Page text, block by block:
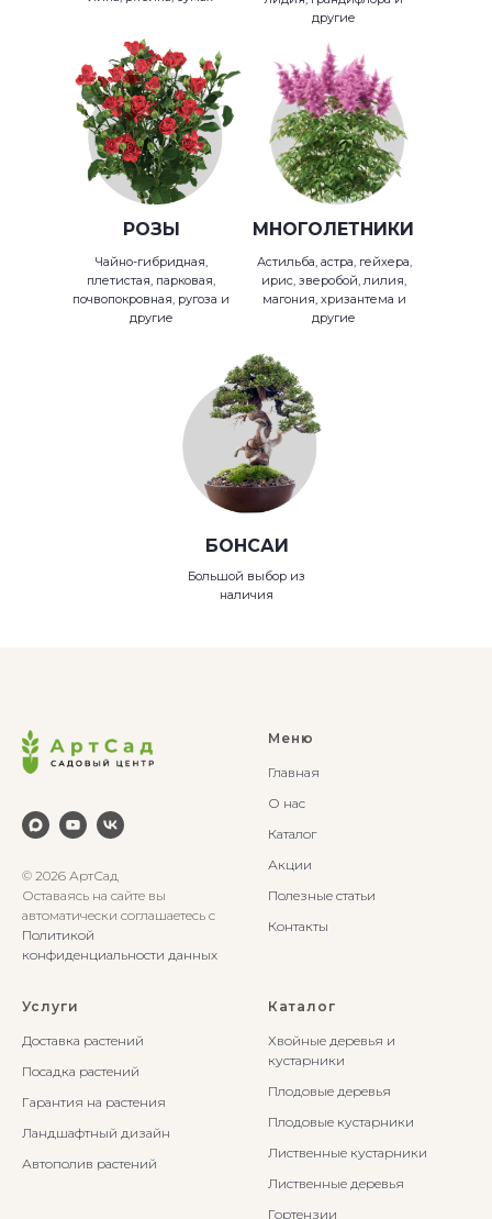
другие
РОЗЫ
Чайно-гибридная,
плетистая, парковая,
почвопокровная, ругоза и
другие
МНОГОЛЕТНИКИ
Астильба, астра, гейхера,
ирис, зверобой, лилия,
магония, хризантема и
другие
БОНСАИ
Большой выбор из
наличия
© 2026 АртСад
Оставаясь на сайте вы
автоматически соглашаетесь с
Политикой
конфиденциальности данных
Меню
Главная
О нас
Каталог
Акции
Полезные статьи
Контакты
Услуги
Доставка растений
Посадка растений
Гарантия на растения
Ландшафтный дизайн
Автополив растений
Каталог
Хвойные деревья и
кустарники
Плодовые деревья
Плодовые кустарники
Лиственные кустарники
Лиственные деревья
Гортензии